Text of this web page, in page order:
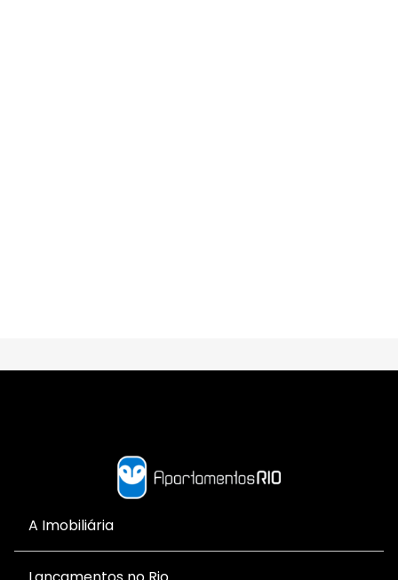
A Imobiliária